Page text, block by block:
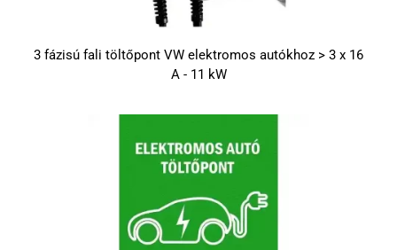
3 fázisú fali töltőpont VW elektromos autókhoz > 3 x 16
A - 11 kW